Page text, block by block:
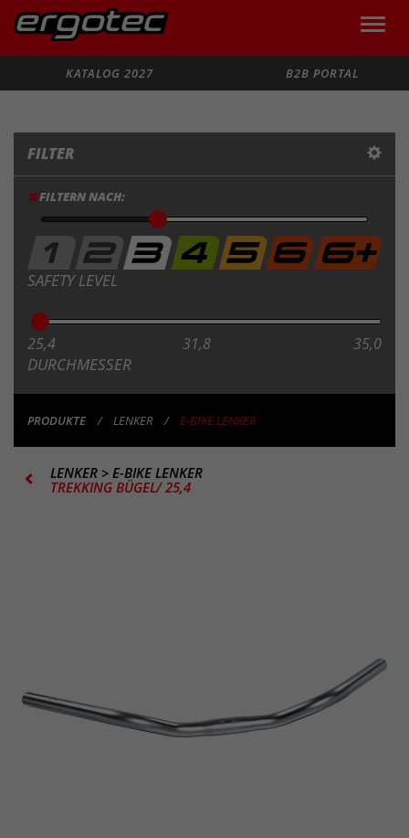
Toggle
KATALOG 2027
B2B PORTAL
FILTER
FILTERN NACH:
SAFETY LEVEL
25,4 31,8 35,0
DURCHMESSER
PRODUKTE LENKER E-BIKE LENKER
LENKER > E-BIKE LENKER
TREKKING BÜGEL/ 25,4